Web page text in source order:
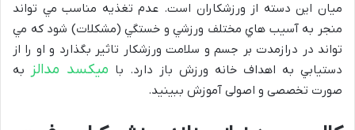
میان این دسته از ورزشکاران است. عدم تغذيه مناسب مي تواند
منجر به آسيب هاي مختلف ورزشي و خستگي (مشکلات) شود که مي
تواند در درازمدت بر جسم و سلامت ورزشکار تاثير بگذارد و او را از
دستيابي به اهداف خانه ورزش باز دارد. با میکسد مدالز به
صورت تخصصی و اصولی آموزش ببینید.